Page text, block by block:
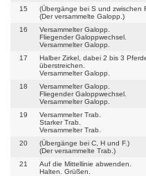
15
(Übergänge bei S und zwischen
(Der versammelte Galopp.)
16
Versammelter Galopp.
Fliegender Galoppwechsel.
Versammelter Galopp.
17
Halber Zirkel, dabei 2 bis 3
überstreichen.
Versammelter Galopp.
18
Versammelter Galopp.
Fliegender Galoppwechsel.
Versammelter Galopp.
19
Versammelter Trab.
Starker Trab.
Versammelter Trab.
20
(Übergänge bei C, H und F.)
(Der versammelte Trab.)
21
Auf die Mittellinie abwenden.
Halten. Grüßen.